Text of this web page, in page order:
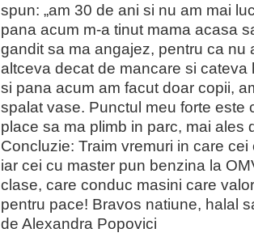
spun: „am 30 de ani si nu am mai
pana acum m-a tinut mama acasa
gandit sa ma angajez, pentru ca nu
altceva decat de mancare si cateva
si pana acum am facut doar copii,
spalat vase. Punctul meu forte este
place sa ma plimb in parc, mai ales
Concluzie: Traim vremuri in care
iar cei cu master pun benzina la
clase, care conduc masini care
pentru pace! Bravos natiune, halal
de Alexandra Popovici